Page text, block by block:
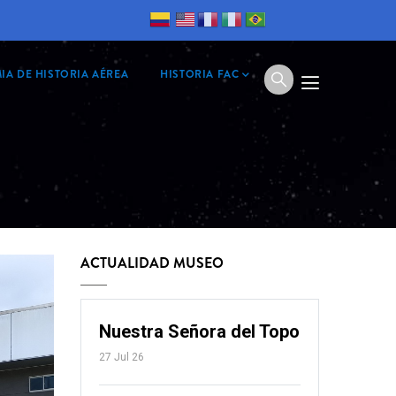
DE HISTORIA AÉREA HISTORIA FAC
ACTUALIDAD MUSEO
Nuestra Señora del Topo
27 Jul 26